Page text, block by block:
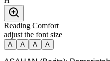
Reading Comfort
adjust the font size
A A A A